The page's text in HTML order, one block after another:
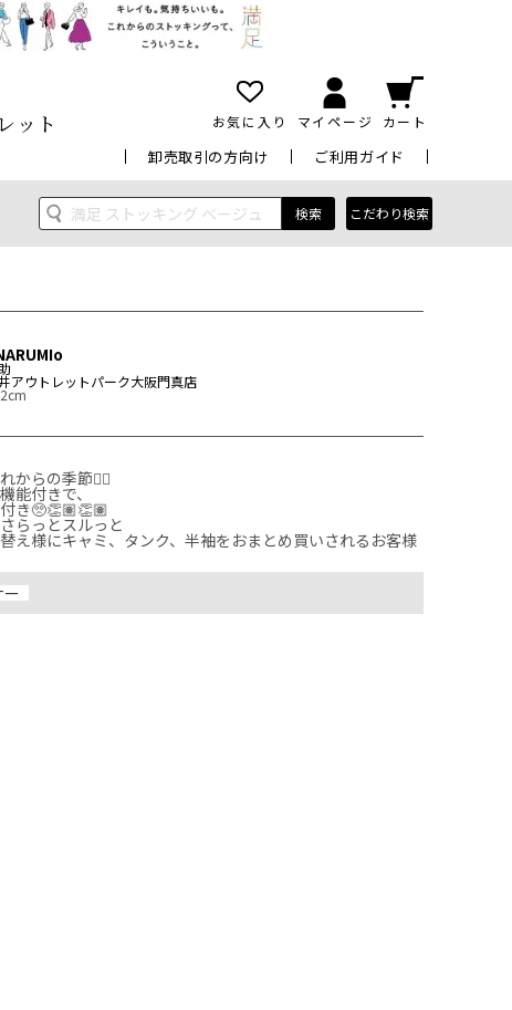
ット お気に入り マイページ カート
卸売取引の方向け ご利用ガイド
検索 こだわり検索
アウトレットパーク大阪門真店
からの季節😮‍💨
能付きで、
き🥺👏🏽👏🏽
らっとスルっと
え様にキャミ、タンク、半袖をおまとめ買いされるお客様
ー